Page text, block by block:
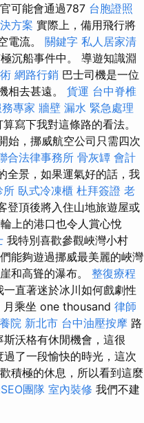
可能會通過787 台胞證照
方案 實際上，備用飛行將
電流。 關鍵字 私人居家清
沉船事件中。 導遊知識淵
網路行銷 巴士司機是一位
相去甚遠。 貨運 台中脊椎
專家 牆壁 漏水 緊急處理
寫下我對這條路的看法。
始，挪威航空公司只需四次
合法律事務所 骨灰罈 會計
全景，如果運氣好的話，我
所 臥式冷凍櫃 杜拜簽證 老
登頂後將入住山地旅遊屋或
上的港口也令人賞心悅
我特別喜歡參觀峽灣小村
能夠遊過挪威最美麗的峽灣
和高聳的瀑布。 整復療程
一直著迷於冰川如何戲劇性
月乘坐 one thousand 律師
院 新北市 台中油壓按摩 路
沃格有休閒機會，這很
過了一段愉快的時光，這次
積極的休息，所以看到這麼
團隊 室內裝修 我們不建